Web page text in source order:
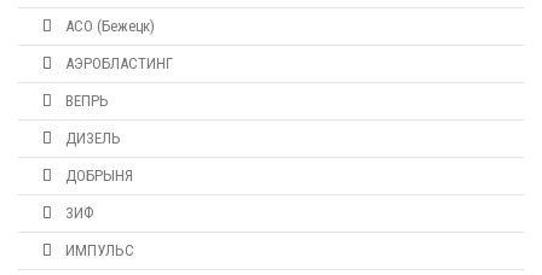
АСО (Бежецк)
АЭРОБЛАСТИНГ
ВЕПРЬ
ДИЗЕЛЬ
ДОБРЫНЯ
ЗИФ
ИМПУЛЬС